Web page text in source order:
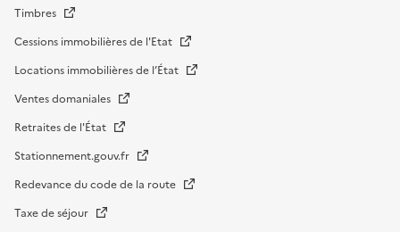
Timbres
Cessions immobilières de l'Etat
Locations immobilières de l’État
Ventes domaniales
Retraites de l'État
Stationnement.gouv.fr
Redevance du code de la route
Taxe de séjour